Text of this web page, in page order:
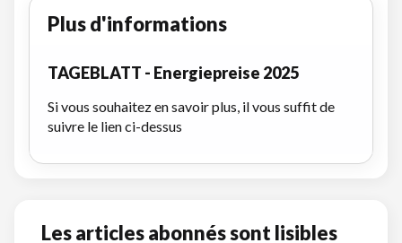
Plus d'informations
TAGEBLATT - Energiepreise 2025
Si vous souhaitez en savoir plus, il vous suffit de
suivre le lien ci-dessus
Les articles abonnés sont lisibles